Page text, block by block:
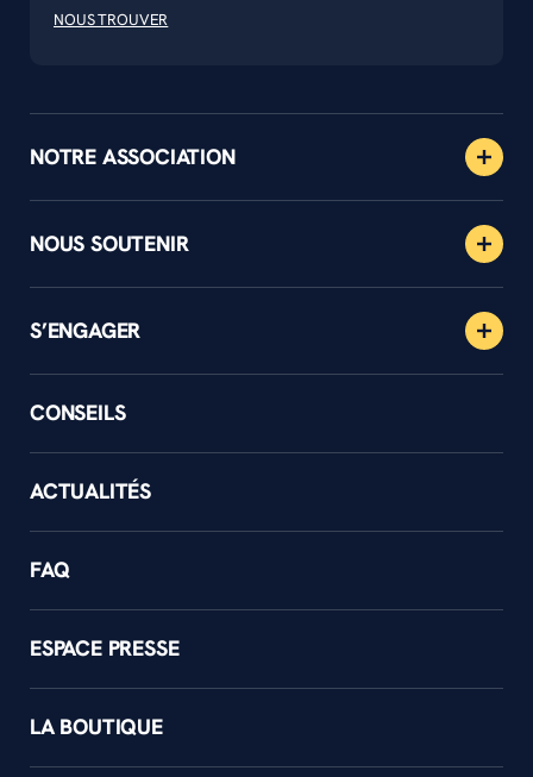
NOUS TROUVER
NOTRE ASSOCIATION
NOUS SOUTENIR
S’ENGAGER
CONSEILS
ACTUALITÉS
FAQ
ESPACE PRESSE
LA BOUTIQUE